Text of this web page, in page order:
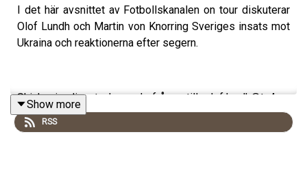
I det här avsnittet av Fotbollskanalen on tour diskuterar
Olof Lundh och Martin von Knorring Sveriges insats mot
Ukraina och reaktionerna efter segern.
Skicka in dina tankar och frågor till olof.lundh@tv4.se
andreas.sundberg@tv4.se eller
martin.vonknorring@tv4.se
Show more
RSS